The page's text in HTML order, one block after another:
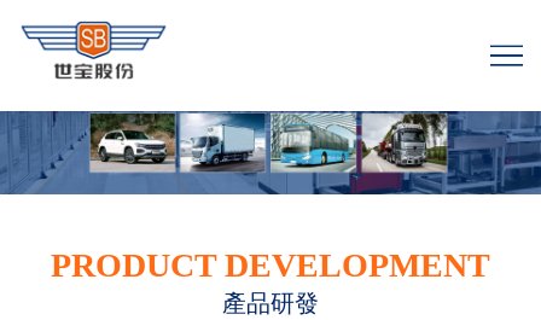
PRODUCT DEVELOPMENT
產品研發